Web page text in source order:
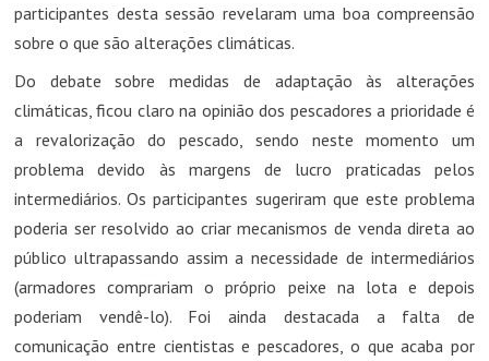
participantes desta sessão revelaram uma boa compreensão
sobre o que são alterações climáticas.
Do debate sobre medidas de adaptação às alterações
climáticas, ficou claro na opinião dos pescadores a prioridade é
a revalorização do pescado, sendo neste momento um
problema devido às margens de lucro praticadas pelos
intermediários. Os participantes sugeriram que este problema
poderia ser resolvido ao criar mecanismos de venda direta ao
público ultrapassando assim a necessidade de intermediários
(armadores comprariam o próprio peixe na lota e depois
poderiam vendê-lo). Foi ainda destacada a falta de
comunicação entre cientistas e pescadores, o que acaba por